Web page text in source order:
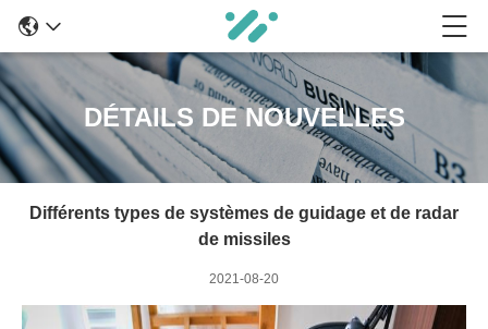
DÉTAILS DE NOUVELLES
Différents types de systèmes de guidage et de radar
de missiles
2021-08-20